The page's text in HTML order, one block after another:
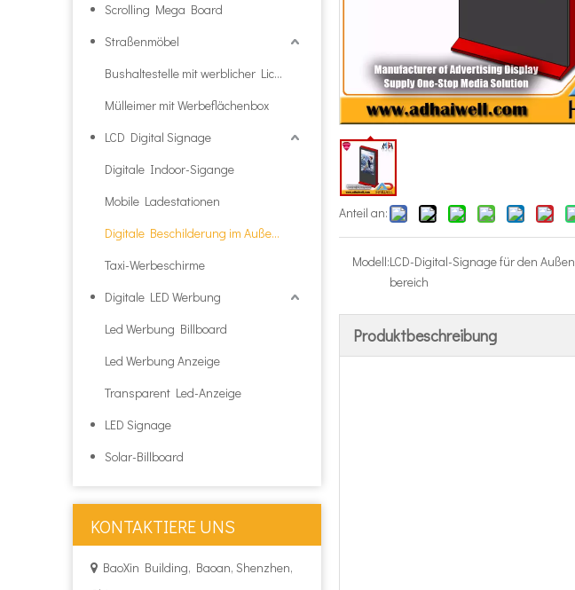
Scrolling Mega Board
Straßenmöbel
Bushaltestelle mit werblicher Lichtbox
Mülleimer mit Werbeflächenbox
LCD Digital Signage
Digitale Indoor-Sigange
Mobile Ladestationen
Digitale Beschilderung im Außenbereich
Taxi-Werbeschirme
Digitale LED Werbung
Led Werbung Billboard
Led Werbung Anzeige
Transparent Led-Anzeige
LED Signage
Solar-Billboard
KONTAKTIERE UNS
 BaoXin Building, Baoan, Shenzhen,
Anteil an:
Modell:LCD-Digital-Signage für den Außen
bereich
Produktbeschreibung